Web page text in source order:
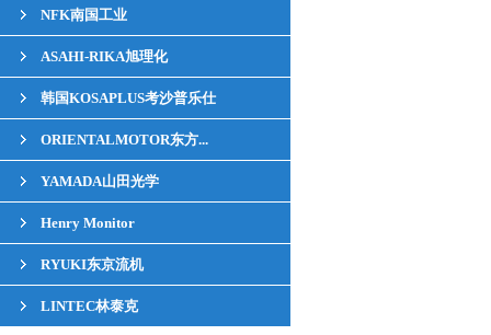
NFK南国工业
ASAHI-RIKA旭理化
韩国KOSAPLUS考沙普乐仕
ORIENTALMOTOR东方...
YAMADA山田光学
Henry Monitor
RYUKI东京流机
LINTEC林泰克